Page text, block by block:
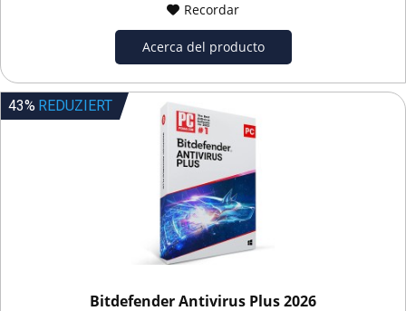
Recordar
Acerca del producto
43% REDUZIERT
Bitdefender Antivirus Plus 2026